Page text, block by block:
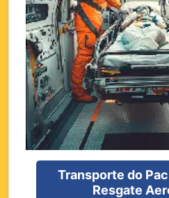
Transporte do
Resgate